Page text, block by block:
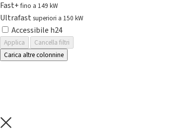
Fast+fino a 149 kW
Ultrafast superiori a 150 kW
Accessibile h24
Applica
Cancella filtri
Carica altre colonnine